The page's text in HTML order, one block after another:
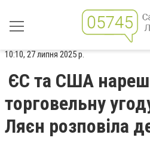
10:10, 27 липня 2025 р.
ЄС та США
торговельну
Ляєн розповіла